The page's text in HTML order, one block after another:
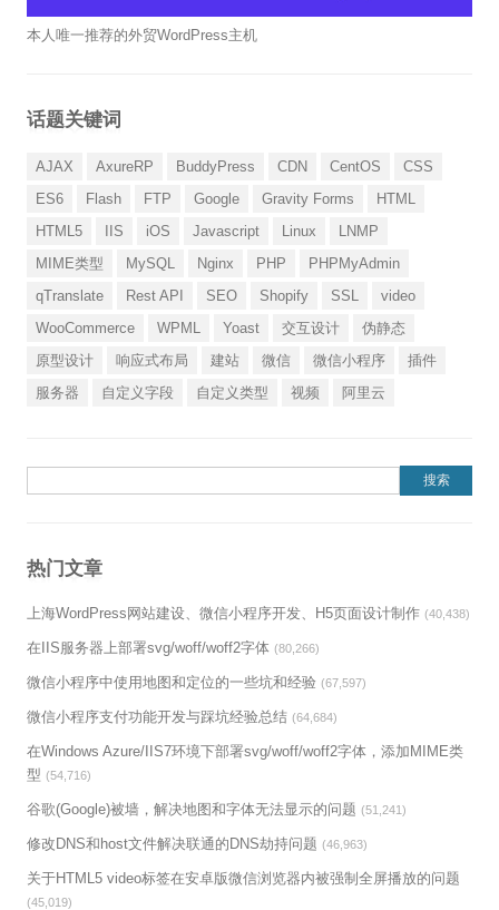
本人唯一推荐的外贸WordPress主机
话题关键词
AJAX AxureRP BuddyPress CDN CentOS
CSS
ES6
Flash FTP Google Gravity Forms
HTML
HTML5
IIS iOS Javascript Linux
LNMP
MIME类型
MySQL Nginx PHP
PHPMyAdmin
qTranslate
Rest API SEO Shopify SSL
video
WooCommerce
WPML Yoast 交互设计
伪静态
原型设计
响应式布局 建站 微信 微信小程序
插件
服务器
自定义字段 自定义类型 视频 阿里云
热门文章
上海WordPress网站建设、微信小程序开发、H5页面设计制作 (40,438)
在IIS服务器上部署svg/woff/woff2字体 (80,266)
微信小程序中使用地图和定位的一些坑和经验 (67,597)
微信小程序支付功能开发与踩坑经验总结 (64,684)
在Windows Azure/IIS7环境下部署svg/woff/woff2字体，添加MIME类
型 (54,716)
谷歌(Google)被墙，解决地图和字体无法显示的问题 (51,241)
修改DNS和host文件解决联通的DNS劫持问题 (46,963)
关于HTML5 video标签在安卓版微信浏览器内被强制全屏播放的问题
(45,019)